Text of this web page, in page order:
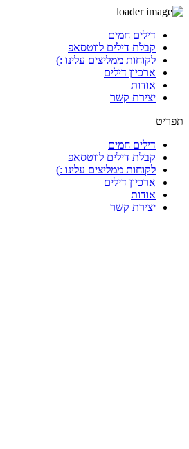
לתוכן
דילים חמים
קבלת דילים לווטסאפ
לקוחות ממליצים עלינו :)
ארכיון דילים
אודות
יצירת קשר
תפריט
דילים חמים
קבלת דילים לווטסאפ
לקוחות ממליצים עלינו :)
ארכיון דילים
אודות
יצירת קשר